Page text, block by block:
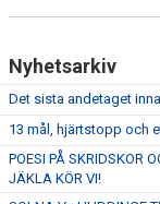
Nyhetsarkiv
Det sista andetaget
13 mål, hjärtstopp och
POESI PÅ SKRIDSKOR
JÄKLA KÖR VI!